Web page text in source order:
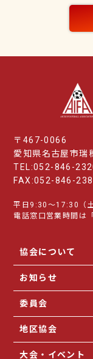
〒467-0066
愛知県名古屋市瑞
TEL:052-846-
FAX:052-846-
平日9:30～17:30（
電話窓口営業時間は
協会について
お知らせ
委員会
地区協会
大会・イベント